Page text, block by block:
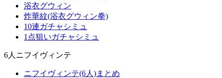
浴衣グウィン
炸華紋(浴衣グウィン拳)
10連ガチャシミュ
1点狙いガチャシミュ
6人ニフイヴィンテ
ニフイヴィンテ(6人)まとめ